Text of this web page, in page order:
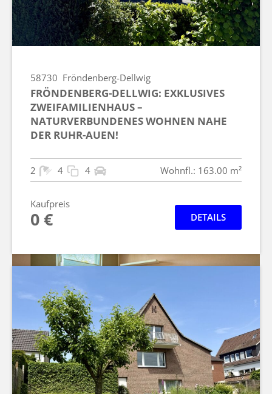
58730 Fröndenberg-Dellwig
FRÖNDENBERG-DELLWIG: EXKLUSIVES
ZWEIFAMILIENHAUS –
NATURVERBUNDENES WOHNEN NAHE
DER RUHR-AUEN!
2 4 4 Wohnfl.: 163.00 m²
Kaufpreis
0 € DETAILS